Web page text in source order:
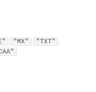
"MX"
"TXT"